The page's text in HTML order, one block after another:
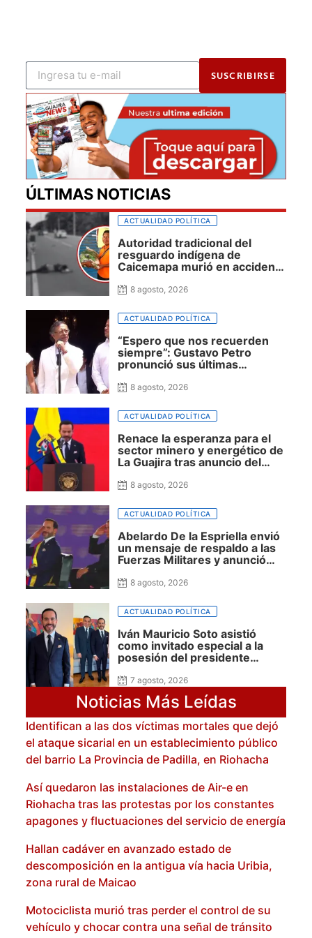
SUSCRIBIRSE
ÚLTIMAS NOTICIAS
ACTUALIDAD POLÍTICA
Autoridad tradicional del
resguardo indígena de
Caicemapa murió en accidente
del Cesar–Buenavista
8 agosto, 2026
ACTUALIDAD POLÍTICA
“Espero que nos recuerden
siempre”: Gustavo Petro
pronunció sus últimas
despidió de Colombia
8 agosto, 2026
ACTUALIDAD POLÍTICA
Renace la esperanza para el
sector minero y energético de
La Guajira tras anuncio del
Espriella sobre exploración y
8 agosto, 2026
ACTUALIDAD POLÍTICA
Abelardo De la Espriella envió
un mensaje de respaldo a las
Fuerzas Militares y anunció
prioridad de su Gobierno
8 agosto, 2026
ACTUALIDAD POLÍTICA
Iván Mauricio Soto asistió
como invitado especial a la
posesión del presidente
reafirma su cercanía con el
nuevo Gobierno
7 agosto, 2026
Noticias Más Leídas
Identifican a las dos víctimas mortales que dejó
el ataque sicarial en un establecimiento público
del barrio La Provincia de Padilla, en Riohacha
Así quedaron las instalaciones de Air-e en
Riohacha tras las protestas por los constantes
apagones y fluctuaciones del servicio de energía
Hallan cadáver en avanzado estado de
descomposición en la antigua vía hacia Uribia,
zona rural de Maicao
Motociclista murió tras perder el control de su
vehículo y chocar contra una señal de tránsito